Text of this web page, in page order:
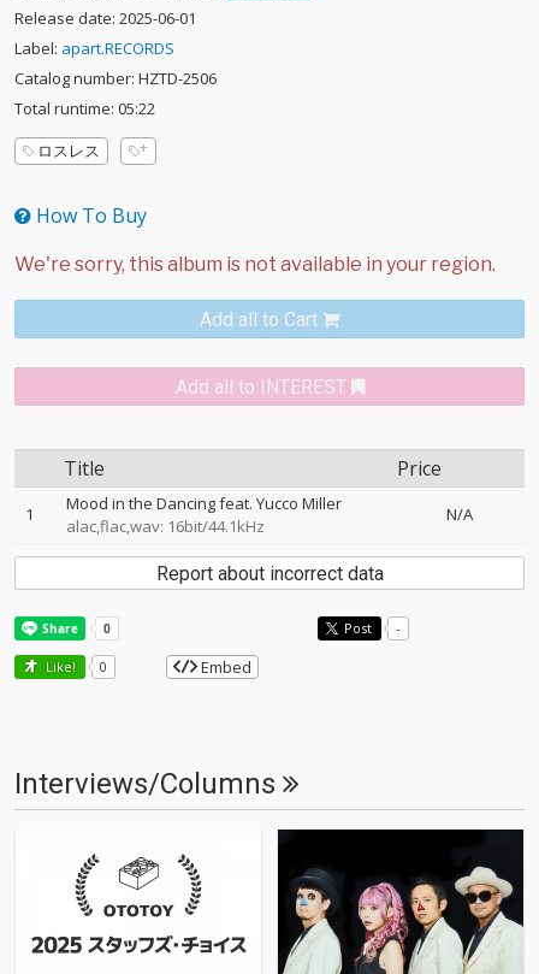
Release date: 2025-06-01
Label: apart.RECORDS
Catalog number: HZTD-2506
Total runtime: 05:22
ロスレス
How To Buy
Add all to Cart
Add all to INTEREST
Title Price
1
Mood in the Dancing feat. Yucco Miller
alac,flac,wav: 16bit/44.1kHz
N/A
Report about incorrect data
Post -
Like! 0 Embed
Interviews/Columns